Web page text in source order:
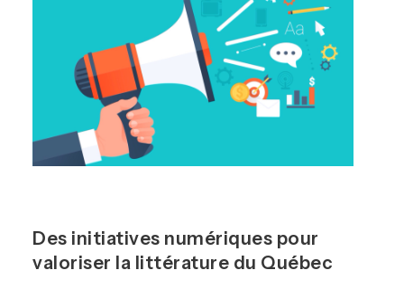
Des initiatives numériques pour
valoriser la littérature du Québec